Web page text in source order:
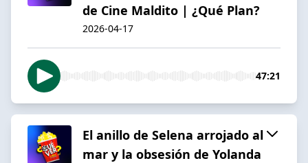
de Cine Maldito | ¿Qué Plan?
2026-04-17
47:21
El anillo de Selena arrojado al
mar y la obsesión de Yolanda